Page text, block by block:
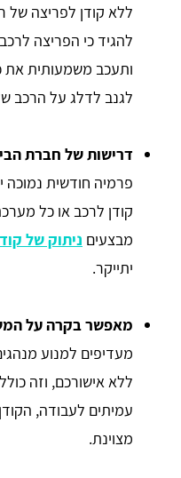
ללא קודן לפריצה של
להגיד כי הפריצה
ותעכב משמעותית את
לגנב לדלג על הרכב
דרישות של חברת
פרמיה חודשית נמוכה
קודן לרכב או כל
מבצעים ניתוק של
יתייקר.
מאפשר בקרה על
מעדיפים למנוע
ללא אישורכם, וזה
עמיתים לעבודה,
מצוינת.